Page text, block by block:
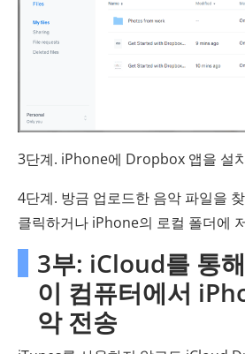
3단계. iPhone에 Dropbox 앱을 설
4단계. 방금 업로드한 음악 파일을
클릭하거나 iPhone의 로컬 폴더에
3부: iCloud를 통
이 컴퓨터에서
악 전송